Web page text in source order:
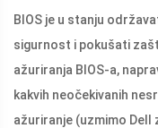
BIOS je u stanju
sigurnost i pokušati
ažuriranja BIOS-a,
kakvih neočekivanih
ažuriranje (uzmimo Dell